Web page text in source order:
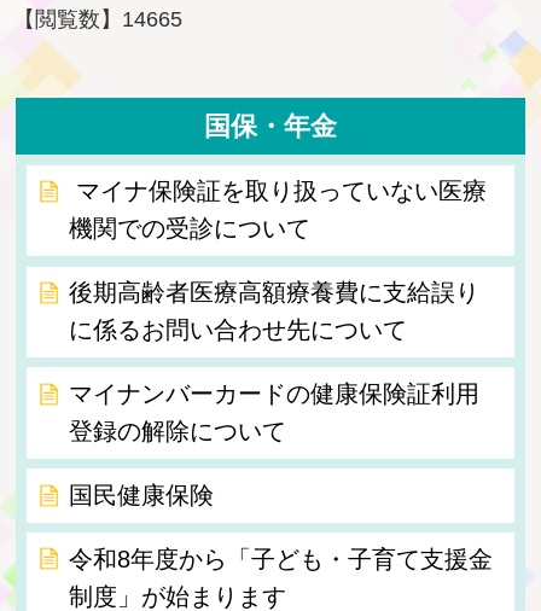
【閲覧数】 14665
国保・年金
マイナ保険証を取り扱っていない医療
機関での受診について
後期高齢者医療高額療養費に支給誤り
に係るお問い合わせ先について
マイナンバーカードの健康保険証利用
登録の解除について
国民健康保険
令和8年度から「子ども・子育て支援金
制度」が始まります